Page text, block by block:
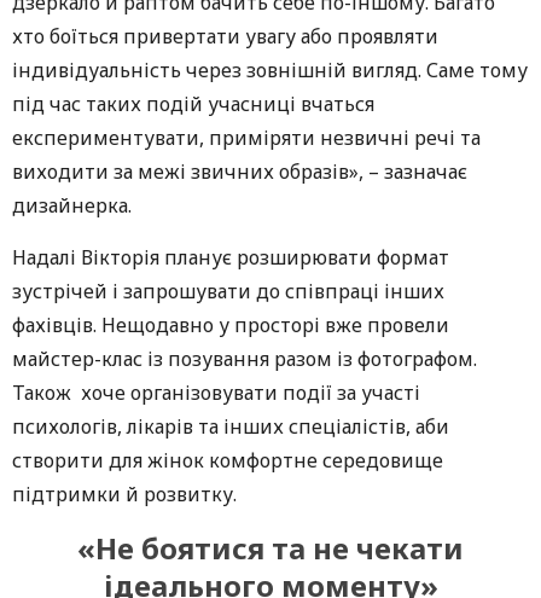
хто боїться привертати увагу або проявляти
індивідуальність через зовнішній вигляд. Саме тому
під час таких подій учасниці вчаться
експериментувати, приміряти незвичні речі та
виходити за межі звичних образів», – зазначає
дизайнерка.
Надалі Вікторія планує розширювати формат
зустрічей і запрошувати до співпраці інших
фахівців. Нещодавно у просторі вже провели
майстер-клас із позування разом із фотографом.
Також хоче організовувати події за участі
психологів, лікарів та інших спеціалістів, аби
створити для жінок комфортне середовище
підтримки й розвитку.
«Не боятися та не чекати
ідеального моменту»